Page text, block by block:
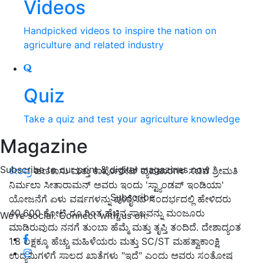
Videos
Handpicked videos to inspire the nation on
agriculture and related industry
Quiz
Take a quiz and test your agriculture knowledge
Magazine
Subscribe to our print & digital magazines now
Subscribe
We're social. Connect with us on:
ಕೇಂದ್ರಹಣಕಾಸು ಮತ್ತು ಕಾರ್ಪೊರೇಟ್ ವ್ಯವಹಾರಗಳ ಸಚಿವೆ ಶ್ರೀಮತಿ
ನಿರ್ಮಲಾ ಸೀತಾರಾಮನ್ ಅವರು ಇಂದು 'ಸ್ಟ್ಯಾಂಡಪ್ ಇಂಡಿಯಾ'
ಯೋಜನೆಗೆ ಏಳು ವರ್ಷಗಳನ್ನು ಪೂರೈಸಿದ ಸಂದರ್ಭದಲ್ಲಿ ಹೇಳಿದರು
40,600 ಕೋಟಿ ರೂ.ಗಿಂತ ಹೆಚ್ಚಿನ ಸಾಲವನ್ನು ಮಂಜೂರು
ಮಾಡಿರುವುದು ನನಗೆ ತುಂಬಾ ಹೆಮ್ಮೆ ಮತ್ತು ತೃಪ್ತಿ ತಂದಿದೆ. ದೇಶಾದ್ಯಂತ
1.8 ಲಕ್ಷಕ್ಕೂ ಹೆಚ್ಚು ಮಹಿಳೆಯರು ಮತ್ತು SC/ST ಮಹತ್ವಾಕಾಂಕ್ಷಿ
ಉದ್ಯಮಿಗಳಿಗೆ ಸಾಲದ ಖಾತೆಗಳು "ಇದೆ" ಎಂದು ಅವರು ಸಂತೋಷ